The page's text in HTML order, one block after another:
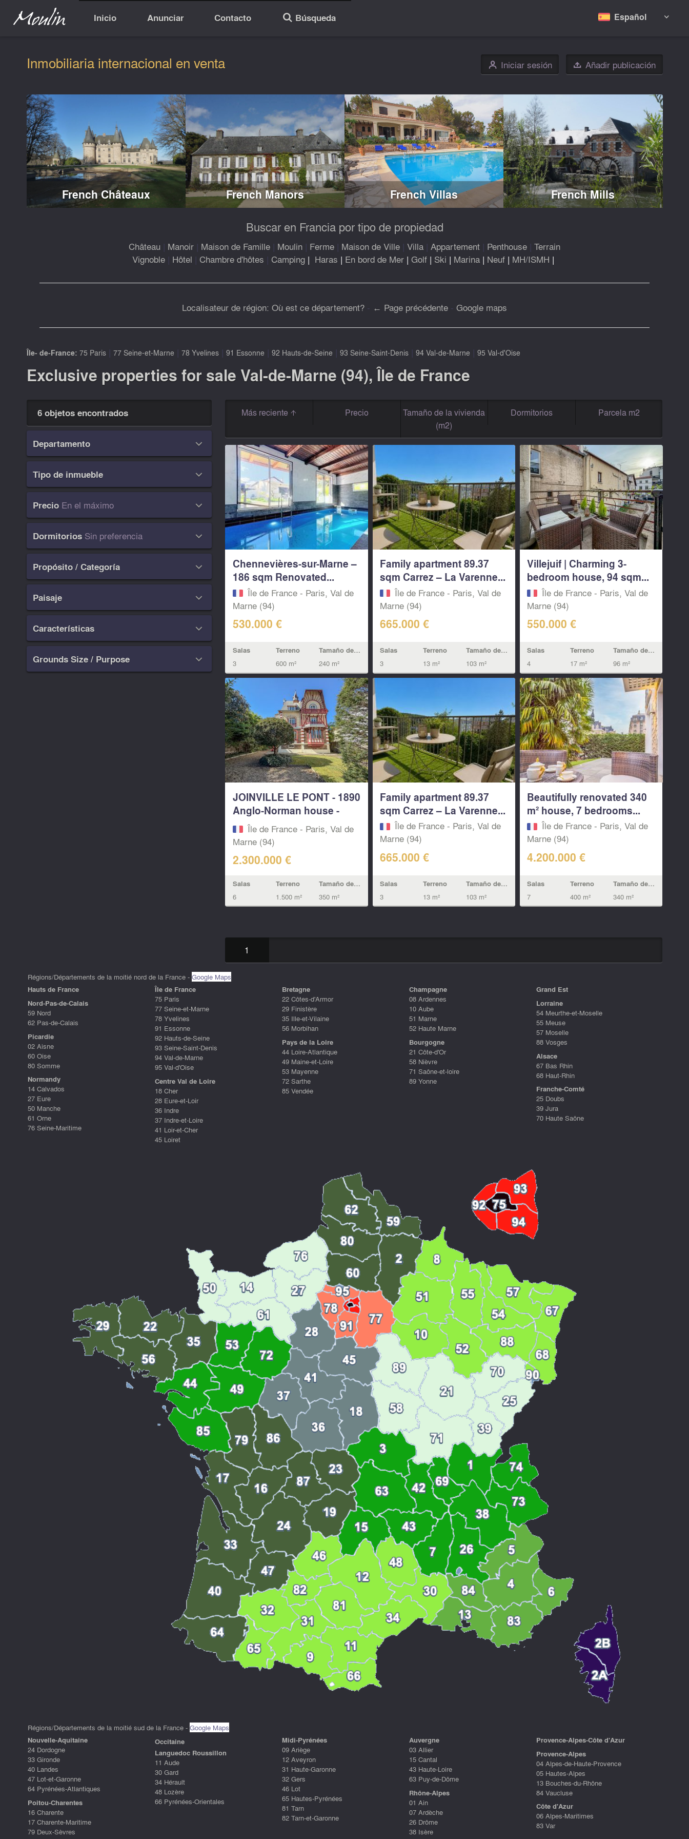
Inicio Anunciar Contacto 🔎 Búsqueda Español 
Inmobiliaria internacional en venta 👤 Iniciar sesión  Añadir publicación
French Châteaux French Manors French Villas French Mills
Buscar en Francia por tipo de propiedad
Château | Manoir | Maison de Famille | Moulin | Ferme | Maison de Ville | Villa | Appartement | Penthouse | Terrain
Vignoble | Hôtel | Chambre d'hôtes | Camping | Haras | En bord de Mer | Golf | Ski | Marina | Neuf | MH/ISMH |
Localisateur de région: Où est ce département? - ← Page précédente - Google maps
Île- de-France: 75 Paris| 77 Seine-et-Marne | 78 Yvelines| 91 Essonne | 92 Hauts-de-Seine | 93 Seine-Saint-Denis| 94 Val-de-Marne | 95 Val-d'Oise
Exclusive properties for sale Val-de-Marne (94), Île de France
6 objetos encontrados
Departamento 
Tipo de inmueble 
Precio En el máximo 
Dormitorios Sin preferencia 
Propósito / Categoría 
Paisaje 
Características 
Grounds Size / Purpose 
Más reciente Precio
Tamaño de la vivienda
(m2)
Dormitorios Parcela m2
Chennevières-sur-Marne –
186 sqm Renovated...
Île de France - Paris, Val de
Marne (94)
530.000 €
Salas
3
Terreno
600 m²
Tamaño de la vivienda
240 m²
Family apartment 89.37
sqm Carrez – La Varenne...
Île de France - Paris, Val de
Marne (94)
665.000 €
Salas
3
Terreno
13 m²
Tamaño de la vivienda
103 m²
Villejuif | Charming 3-
bedroom house, 94 sqm...
Île de France - Paris, Val de
Marne (94)
550.000 €
Salas
4
Terreno
17 m²
Tamaño de la vivienda
96 m²
JOINVILLE LE PONT - 1890
Anglo-Norman house -
350...Île de France - Paris, Val de
Marne (94)
2.300.000 €
Salas
6
Terreno
1.500 m²
Tamaño de la vivienda
350 m²
Family apartment 89.37
sqm Carrez – La Varenne...
Île de France - Paris, Val de
Marne (94)
665.000 €
Salas
3
Terreno
13 m²
Tamaño de la vivienda
103 m²
Beautifully renovated 340
m² house, 7 bedrooms...
Île de France - Paris, Val de
Marne (94)
4.200.000 €
Salas
7
Terreno
400 m²
Tamaño de la vivienda
340 m²
1
Régions/Départements de la moitié nord de la France - Google Maps
Hauts de France
Nord-Pas-de-Calais
59 Nord
62 Pas-de-Calais
Picardie
02 Aisne
60 Oise
80 Somme
Normandy
14 Calvados
27 Eure
50 Manche
61 Orne
76 Seine-Maritime
ÎIe de France
75 Paris
77 Seine-et-Marne
78 Yvelines
91 Essonne
92 Hauts-de-Seine
93 Seine-Saint-Denis
94 Val-de-Marne
95 Val-d'Oise
Centre Val de Loire
18 Cher
28 Eure-et-Loir
36 Indre
37 Indre-et-Loire
41 Loir-et-Cher
45 Loiret
Bretagne
22 Côtes-d'Armor
29 Finistère
35 Ille-et-Vilaine
56 Morbihan
Pays de la Loire
44 Loire-Atlantique
49 Maine-et-Loire
53 Mayenne
72 Sarthe
85 Vendée
Champagne
08 Ardennes
10 Aube
51 Marne
52 Haute Marne
Bourgogne
21 Côte-d'Or
58 Nièvre
71 Saône-et-loire
89 Yonne
Grand Est
Lorraine
54 Meurthe-et-Moselle
55 Meuse
57 Moselle
88 Vosges
Alsace
67 Bas Rhin
68 Haut-Rhin
Franche-Comté
25 Doubs
39 Jura
70 Haute Saône
Régions/Départements de la moitié sud de la France - Google Maps
Nouvelle-Aquitaine
24 Dordogne
33 Gironde
40 Landes
47 Lot-et-Garonne
64 Pyrénées-Atlantiques
Poitou-Charentes
16 Charente
17 Charente-Maritime
79 Deux-Sèvres
Occitaine
Languedoc Roussillon
11 Aude
30 Gard
34 Hérault
48 Lozère
66 Pyrénées-Orientales
Midi-Pyrénées
09 Ariège
12 Aveyron
31 Haute-Garonne
32 Gers
46 Lot
65 Hautes-Pyrénées
81 Tarn
82 Tarn-et-Garonne
Auvergne
03 Allier
15 Cantal
43 Haute-Loire
63 Puy-de-Dôme
Rhône-Alpes
01 Ain
07 Ardèche
26 Drôme
38 Isère
Provence-Alpes-Côte d'Azur
Provence-Alpes
04 Alpes-de-Haute-Provence
05 Hautes-Alpes
13 Bouches-du-Rhône
84 Vaucluse
Côte d'Azur
06 Alpes-Maritimes
83 Var